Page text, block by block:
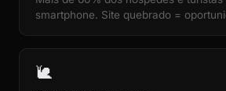
smartphone. Site quebrado =
🐌